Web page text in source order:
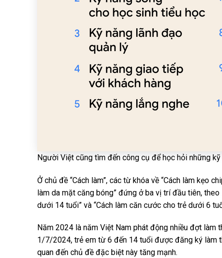
Người Việt cũng tìm đến công cụ để học hỏi những
Ở chủ đề “Cách làm”, các từ khóa về “Cách làm kẹo
làm da mặt căng bóng” đứng ở ba vị trí đầu tiên,
dưới 14 tuổi” và “Cách làm căn cước cho trẻ dưới 6
Năm 2024 là năm Việt Nam phát động nhiều đợt làm
1/7/2024, trẻ em từ 6 đến 14 tuổi được đăng ký làm
quan đến chủ đề đặc biệt này tăng mạnh.